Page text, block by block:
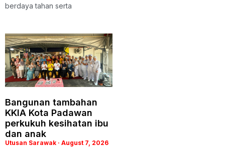
berdaya tahan serta
Bangunan tambahan
KKIA Kota Padawan
perkukuh kesihatan ibu
dan anak
Utusan Sarawak August 7, 2026